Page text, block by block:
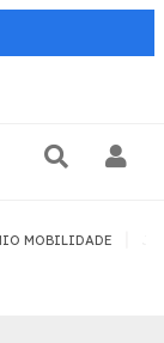
MOBILIDADE